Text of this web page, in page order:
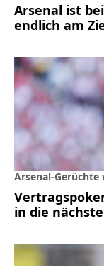
Arsenal ist
endlich am
Arsenal-
in die